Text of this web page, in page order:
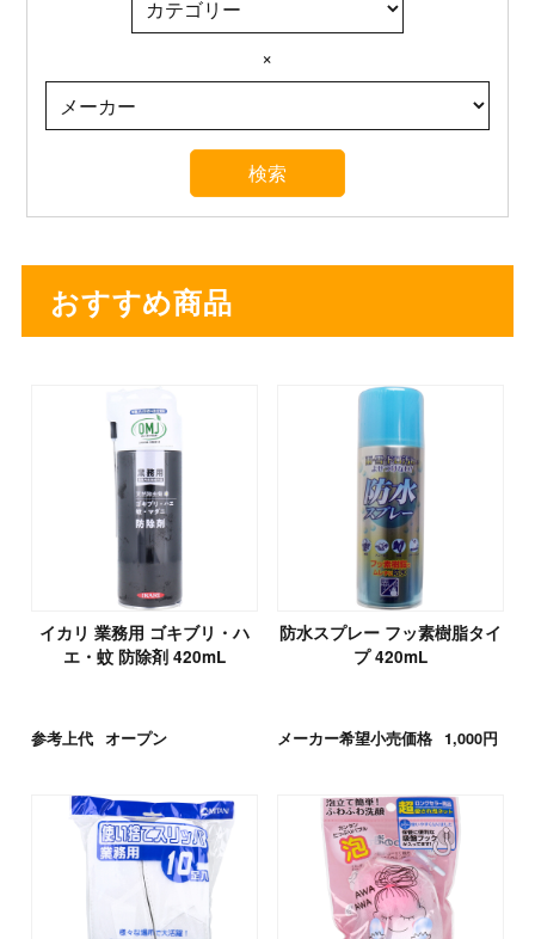
×
おすすめ商品
イカリ 業務用 ゴキブリ・ハ
エ・蚊 防除剤 420mL
参考上代 オープン
防水スプレー フッ素樹脂タイ
プ 420mL
メーカー希望小売価格 1,000円